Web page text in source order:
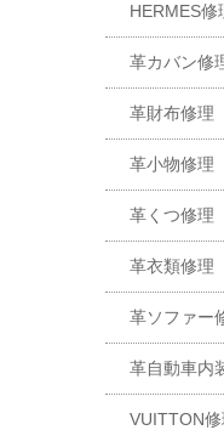
HERMES修
革カバン修
革財布修理
革小物修理
革くつ修理
革衣類修理
革ソファー
革自動車内
VUITTON修